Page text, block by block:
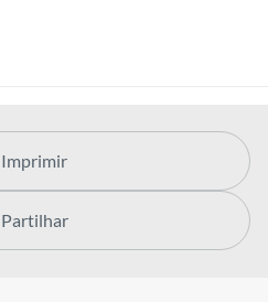
Imprimir
Partilhar